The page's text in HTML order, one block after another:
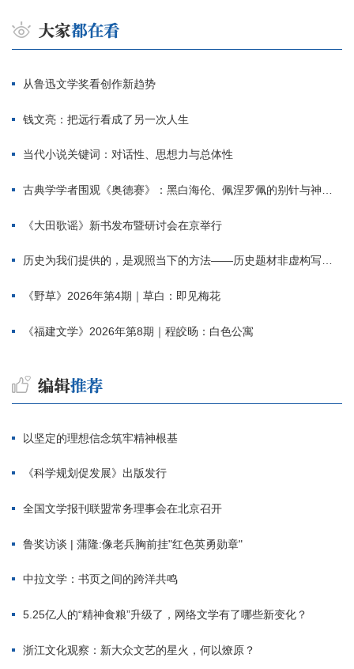
从鲁迅文学奖看创作新趋势
钱文亮：把远行看成了另一次人生
当代小说关键词：对话性、思想力与总体性
古典学学者围观《奥德赛》：黑白海伦、佩涅罗佩的别针与神秘入侵者
《大田歌谣》新书发布暨研讨会在京举行
历史为我们提供的，是观照当下的方法——历史题材非虚构写作多人谈
《野草》2026年第4期｜草白：即见梅花
《福建文学》2026年第8期｜程皎旸：白色公寓
以坚定的理想信念筑牢精神根基
《科学规划促发展》出版发行
全国文学报刊联盟常务理事会在北京召开
鲁奖访谈 | 蒲隆:像老兵胸前挂"红色英勇勋章"
中拉文学：书页之间的跨洋共鸣
5.25亿人的“精神食粮”升级了，网络文学有了哪些新变化？
浙江文化观察：新大众文艺的星火，何以燎原？